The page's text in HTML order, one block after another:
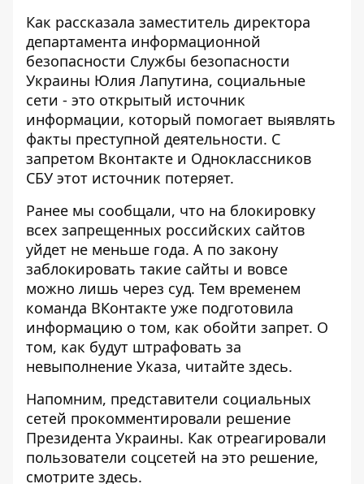
Как рассказала заместитель директора
департамента информационной
безопасности Службы безопасности
Украины Юлия Лапутина, социальные
сети - это открытый источник
информации, который помогает выявлять
факты преступной деятельности. С
запретом Вконтакте и Одноклассников
СБУ этот источник потеряет.
Ранее мы сообщали, что на блокировку
всех запрещенных российских сайтов
уйдет не меньше года. А по закону
заблокировать такие сайты и вовсе
можно лишь через суд. Тем временем
команда ВКонтакте уже подготовила
информацию о том, как обойти запрет. О
том, как будут штрафовать за
невыполнение Указа, читайте здесь.
Напомним, представители социальных
сетей прокомментировали решение
Президента Украины. Как отреагировали
пользователи соцсетей на это решение,
смотрите здесь.